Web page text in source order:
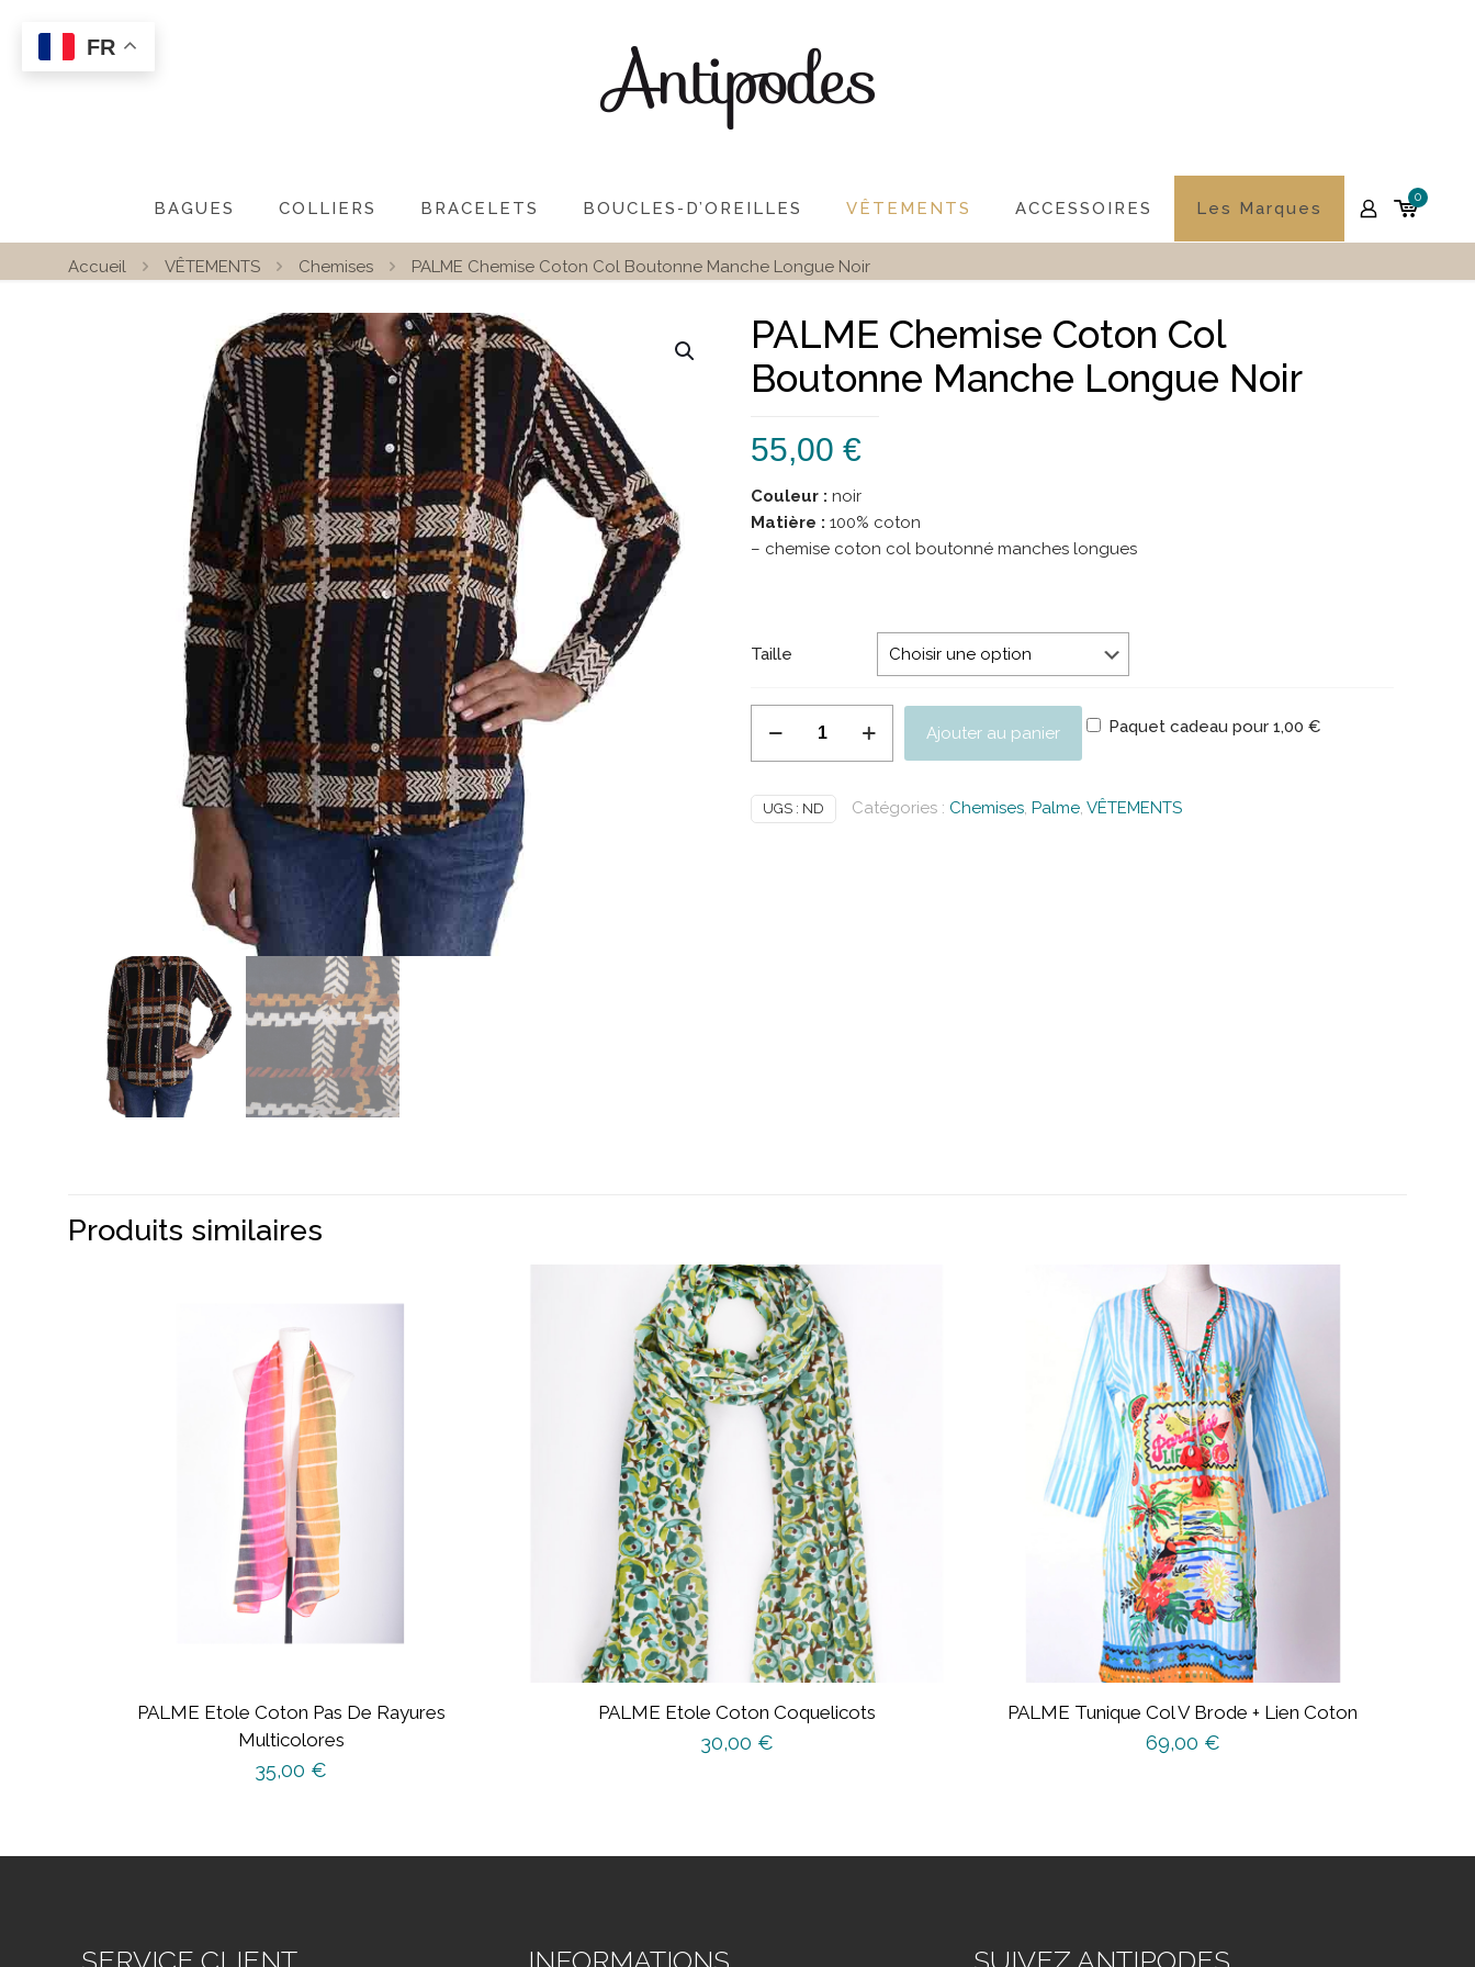
BAGUES COLLIERS BRACELETS BOUCLES-D’OREILLES VÊTEMENTS ACCESSOIRES Les Marques
0
Accueil VÊTEMENTS Chemises PALME Chemise Coton Col Boutonne Manche Longue Noir
PALME Chemise Coton Col
Boutonne Manche Longue Noir
55,00 €
Couleur : noir
Matière : 100% coton
– chemise coton col boutonné manches longues
Taille
Chemise
Coton
Ajouter au panier Paquet cadeau pour 1,00 €
UGS : ND Catégories : Chemises, Palme, VÊTEMENTS
Produits similaires
PALME Etole Coton Pas De Rayures
Multicolores
35,00 €
PALME Etole Coton Coquelicots
30,00 €
PALME Tunique Col V Brode + Lien Coton
69,00 €
FR